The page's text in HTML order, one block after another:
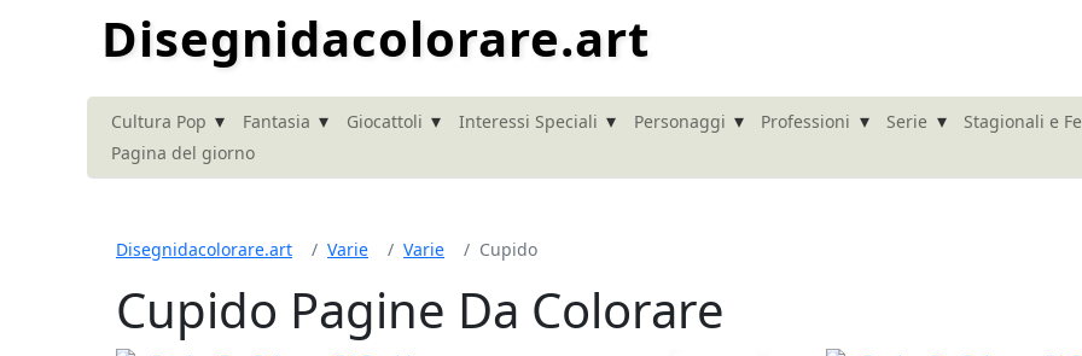
Disegnidacolorare.art
Cultura Pop ▾ Fantasia ▾ Giocattoli ▾ Interessi Speciali ▾ Personaggi ▾ Professioni ▾ Serie ▾ Stagionali e
Pagina del giorno
Disegnidacolorare.art Varie Varie Cupido
Cupido Pagine Da Colorare